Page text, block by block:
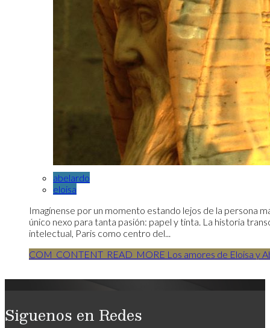
abelardo
eloisa
Imagínense por un momento estando lejos de la persona
único nexo para tanta pasión: papel y tinta. La historia
intelectual, Paris como centro del...
COM_CONTENT_READ_MORE Los amores de Eloisa y
Siguenos en Redes